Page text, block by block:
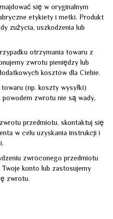
się w oryginalnym
etykiety i metki. Produkt
zużycia, uszkodzenia lub
otrzymania towaru z
zwrotu pieniędzy lub
kosztów dla Ciebie.
(np. koszty wysyłki)
zwrotu nie są wady,
przedmiotu, skontaktuj się
w celu uzyskania instrukcji i
zwróconego przedmiotu
konto lub zastosujemy
zwrotu.